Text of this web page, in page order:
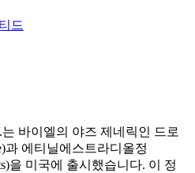
드
는 바이엘의 야즈 제네릭인 드로
과 에티닐에스트라디올정
을 미국에 출시했습니다. 이 정